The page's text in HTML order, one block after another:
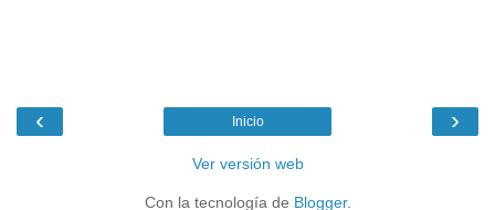
‹ ›
Inicio
Ver versión web
Con la tecnología de Blogger.